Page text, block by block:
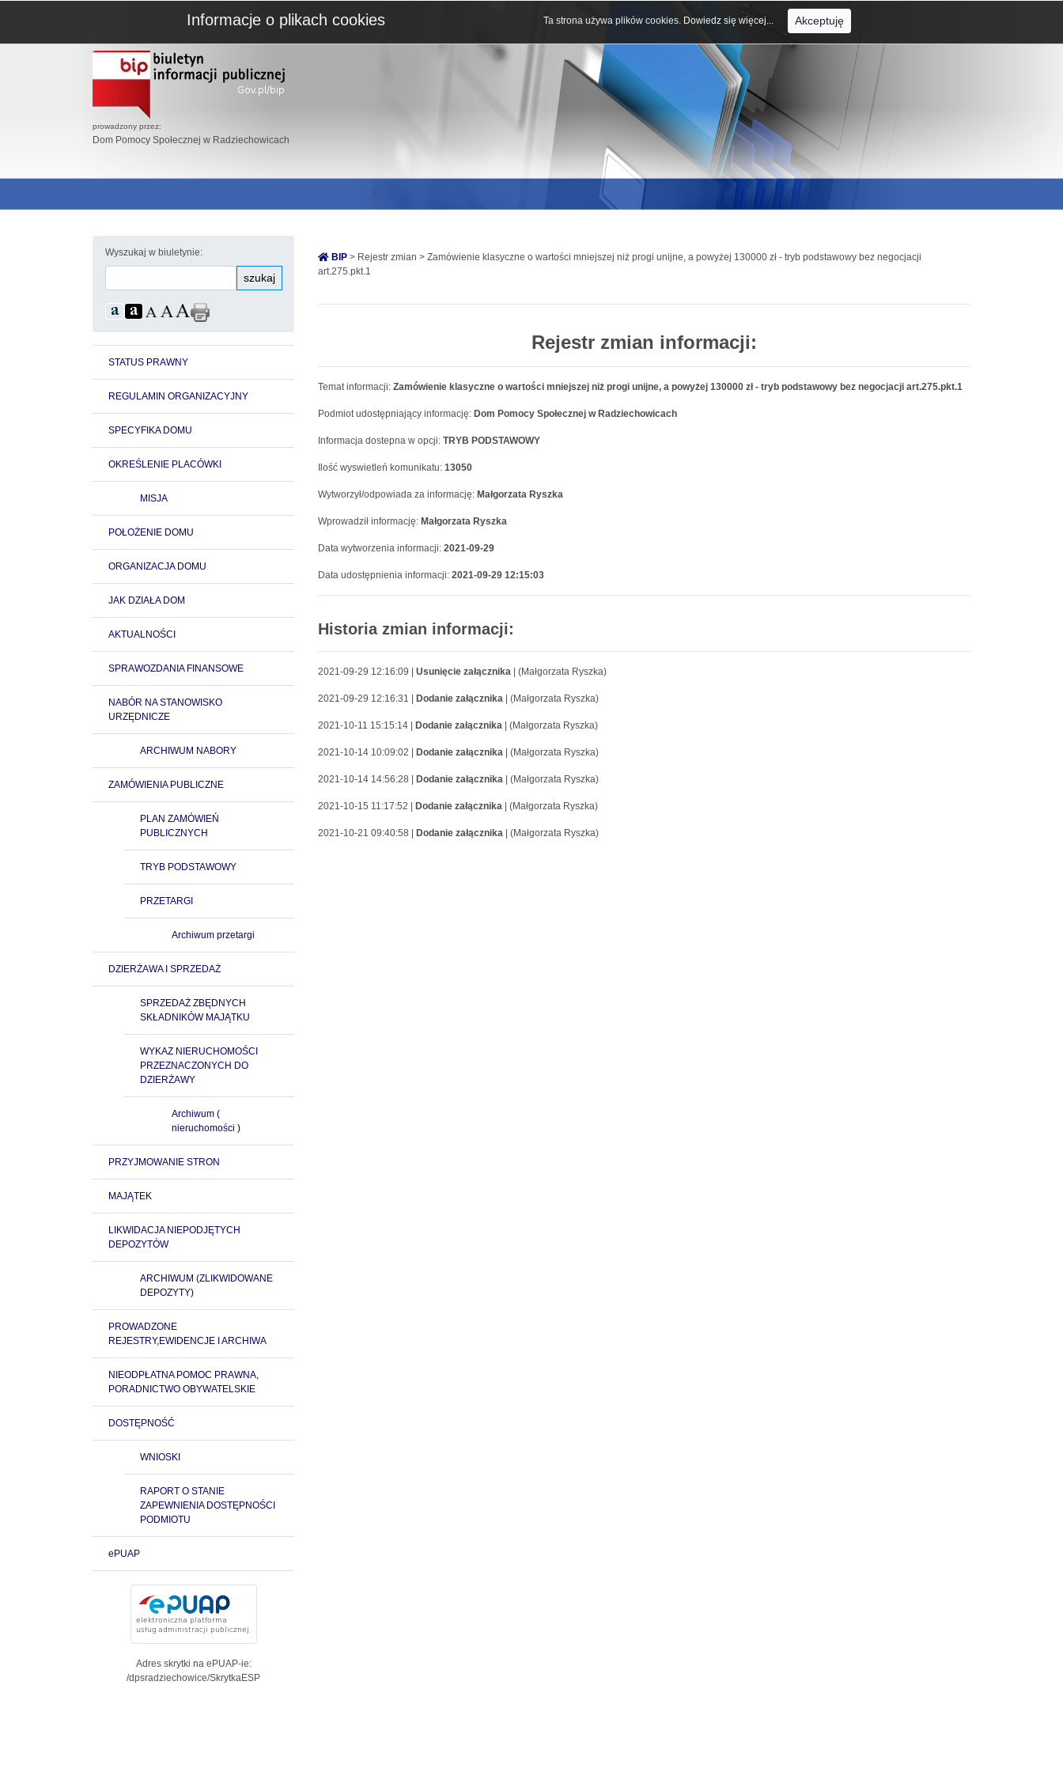
prowadzony przez:
Dom Pomocy Społecznej w Radziechowicach
Wyszukaj w biuletynie:
szukaj
STATUS PRAWNY
REGULAMIN ORGANIZACYJNY
SPECYFIKA DOMU
OKREŚLENIE PLACÓWKI
MISJA
POŁOŻENIE DOMU
ORGANIZACJA DOMU
JAK DZIAŁA DOM
AKTUALNOŚCI
SPRAWOZDANIA FINANSOWE
NABÓR NA STANOWISKO
URZĘDNICZE
ARCHIWUM NABORY
ZAMÓWIENIA PUBLICZNE
PLAN ZAMÓWIEŃ
PUBLICZNYCH
TRYB PODSTAWOWY
PRZETARGI
Archiwum przetargi
DZIERŻAWA I SPRZEDAŻ
SPRZEDAŻ ZBĘDNYCH
SKŁADNIKÓW MAJĄTKU
WYKAZ NIERUCHOMOŚCI
PRZEZNACZONYCH DO
DZIERŻAWY
Archiwum (
nieruchomości )
PRZYJMOWANIE STRON
MAJĄTEK
LIKWIDACJA NIEPODJĘTYCH
DEPOZYTÓW
ARCHIWUM (ZLIKWIDOWANE
DEPOZYTY)
PROWADZONE
REJESTRY,EWIDENCJE I ARCHIWA
NIEODPŁATNA POMOC PRAWNA,
PORADNICTWO OBYWATELSKIE
DOSTĘPNOŚĆ
WNIOSKI
RAPORT O STANIE
ZAPEWNIENIA DOSTĘPNOŚCI
PODMIOTU
ePUAP
Adres skrytki na ePUAP-ie:
/dpsradziechowice/SkrytkaESP
BIP > Rejestr zmian > Zamówienie klasyczne o wartości mniejszej niż progi unijne, a powyżej 130000 zł - tryb podstawowy bez negocjacji
art.275.pkt.1
Rejestr zmian informacji:
Temat informacji: Zamówienie klasyczne o wartości mniejszej niż progi unijne, a powyżej 130000 zł - tryb podstawowy bez negocjacji art.275.pkt.1
Podmiot udostępniający informację: Dom Pomocy Społecznej w Radziechowicach
Informacja dostepna w opcji: TRYB PODSTAWOWY
Ilość wyswietleń komunikatu: 13050
Wytworzył/odpowiada za informację: Małgorzata Ryszka
Wprowadził informację: Małgorzata Ryszka
Data wytworzenia informacji: 2021-09-29
Data udostępnienia informacji: 2021-09-29 12:15:03
Historia zmian informacji:
2021-09-29 12:16:09 | Usunięcie załącznika | (Małgorzata Ryszka)
2021-09-29 12:16:31 | Dodanie załącznika | (Małgorzata Ryszka)
2021-10-11 15:15:14 | Dodanie załącznika | (Małgorzata Ryszka)
2021-10-14 10:09:02 | Dodanie załącznika | (Małgorzata Ryszka)
2021-10-14 14:56:28 | Dodanie załącznika | (Małgorzata Ryszka)
2021-10-15 11:17:52 | Dodanie załącznika | (Małgorzata Ryszka)
2021-10-21 09:40:58 | Dodanie załącznika | (Małgorzata Ryszka)
Informacje o plikach cookies Ta strona używa plików cookies. Dowiedz się więcej... Akceptuję